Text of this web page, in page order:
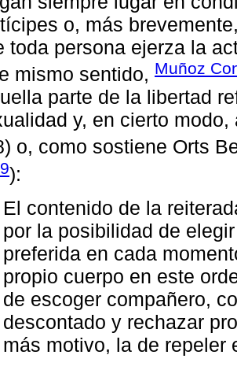
o, más
toda persona ejerza la
mismo sentido, Muñoz
parte de la libertad
y, en cierto
o, como sostiene Orts
):
El contenido de la
por la posibilidad de
preferida en cada
propio cuerpo en este
de escoger compañero,
descontado y rechazar
más motivo, la de repeler